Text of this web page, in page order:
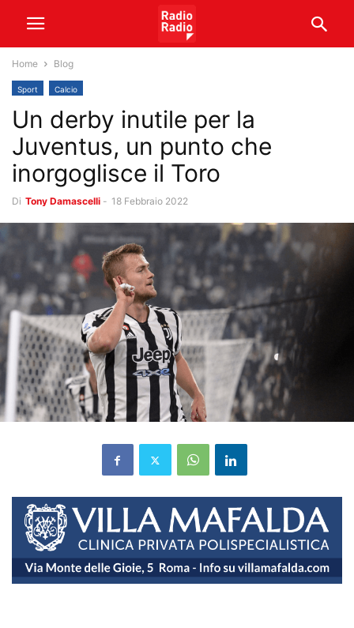
Home Blog
Sport Calcio
Un derby inutile per la
Juventus, un punto che
inorgoglisce il Toro
Di Tony Damascelli - 18 Febbraio 2022